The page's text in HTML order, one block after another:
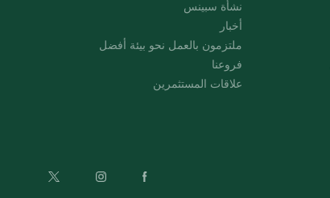
نشأة سبينس
أخبار
ملتزمون بالعمل نحو بيئة أفضل
فروعنا
علاقات المستثمرين